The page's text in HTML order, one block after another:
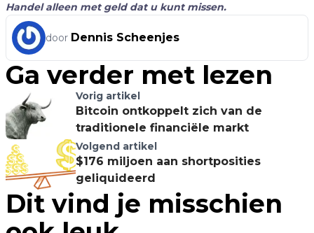
Handel alleen met geld dat u kunt missen.
door Dennis Scheenjes
Ga verder met lezen
Vorig artikel
Bitcoin ontkoppelt zich van de
traditionele financiële markt
Volgend artikel
$176 miljoen aan shortposities
geliquideerd
Dit vind je misschien